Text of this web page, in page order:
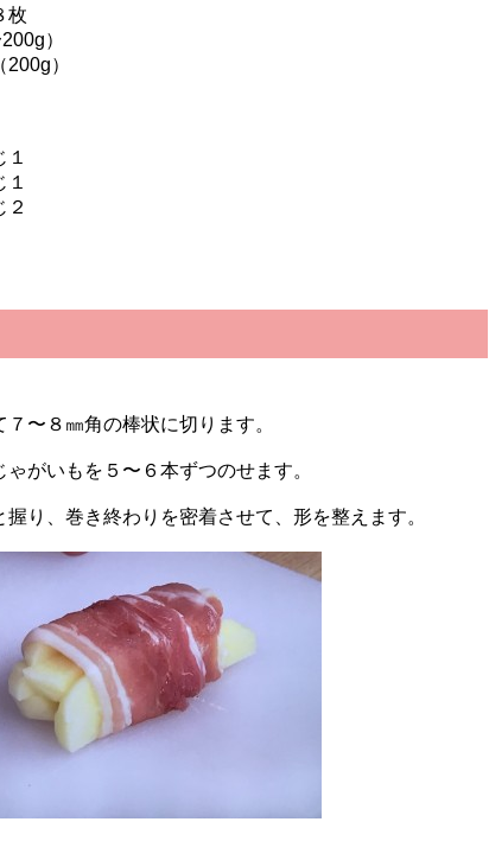
）
）
〜８㎜角の棒状に切ります。
がいもを５〜６本ずつのせます。
り、巻き終わりを密着させて、形を整えます。